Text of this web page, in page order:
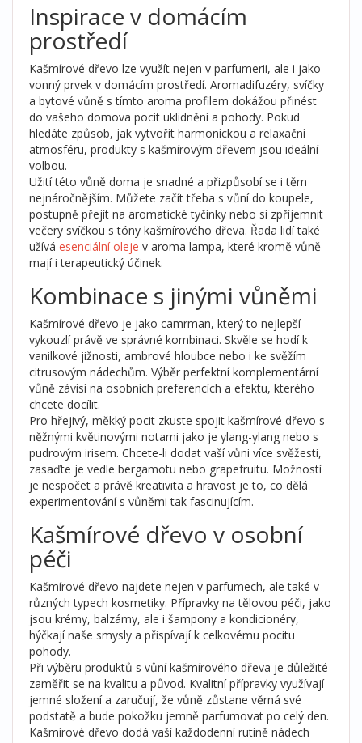
Inspirace v domácím
prostředí
Kašmírové dřevo lze využít nejen v parfumerii, ale i jako
vonný prvek v domácím prostředí. Aromadifuzéry, svíčky
a bytové vůně s tímto aroma profilem dokážou přinést
do vašeho domova pocit uklidnění a pohody. Pokud
hledáte způsob, jak vytvořit harmonickou a relaxační
atmosféru, produkty s kašmírovým dřevem jsou ideální
volbou.
Užití této vůně doma je snadné a přizpůsobí se i těm
nejnáročnějším. Můžete začít třeba s vůní do koupele,
postupně přejít na aromatické tyčinky nebo si zpříjemnit
večery svíčkou s tóny kašmírového dřeva. Řada lidí také
užívá esenciální oleje v aroma lampa, které kromě vůně
mají i terapeutický účinek.
Kombinace s jinými vůněmi
Kašmírové dřevo je jako camrman, který to nejlepší
vykouzlí právě ve správné kombinaci. Skvěle se hodí k
vanilkové jižnosti, ambrové hloubce nebo i ke svěžím
citrusovým nádechům. Výběr perfektní komplementární
vůně závisí na osobních preferencích a efektu, kterého
chcete docílit.
Pro hřejivý, měkký pocit zkuste spojit kašmírové dřevo s
něžnými květinovými notami jako je ylang-ylang nebo s
pudrovým irisem. Chcete-li dodat vaší vůni více svěžesti,
zasaďte je vedle bergamotu nebo grapefruitu. Možností
je nespočet a právě kreativita a hravost je to, co dělá
experimentování s vůněmi tak fascinujícím.
Kašmírové dřevo v osobní
péči
Kašmírové dřevo najdete nejen v parfumech, ale také v
různých typech kosmetiky. Přípravky na tělovou péči, jako
jsou krémy, balzámy, ale i šampony a kondicionéry,
hýčkají naše smysly a přispívají k celkovému pocitu
pohody.
Při výběru produktů s vůní kašmírového dřeva je důležité
zaměřit se na kvalitu a původ. Kvalitní přípravky využívají
jemné složení a zaručují, že vůně zůstane věrná své
podstatě a bude pokožku jemně parfumovat po celý den.
Kašmírové dřevo dodá vaší každodenní rutině nádech